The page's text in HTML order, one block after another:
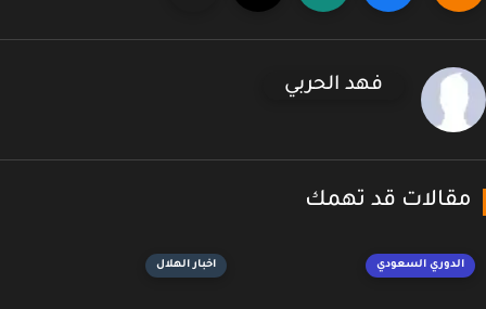
فهد الحربي
قد تهمك
الدوري السعودي اخبار الهلال